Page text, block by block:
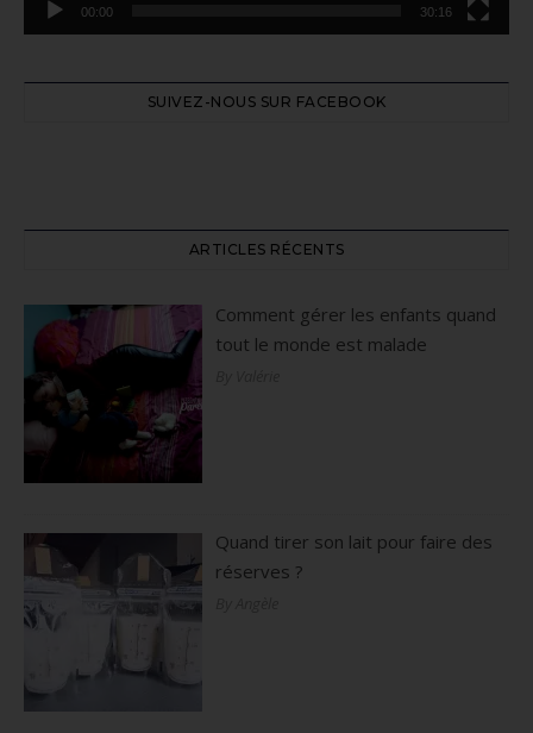
00:00 30:16
SUIVEZ-NOUS SUR FACEBOOK
ARTICLES RÉCENTS
Comment gérer les enfants quand
tout le monde est malade
Quand tirer son lait pour faire des
réserves ?